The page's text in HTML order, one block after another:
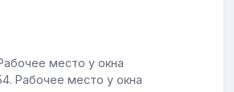
Рабочее место у окна